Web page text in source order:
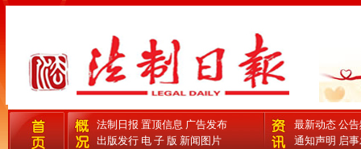
法制日报 置顶信息 广告发布
出版发行 电 子 版 新闻图片
最新动态 公
通知声明 启